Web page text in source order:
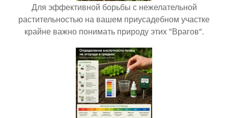
Для эффективной борьбы с нежелательной
растительностью на вашем приусадебном участке
крайне важно понимать природу этих "Врагов".